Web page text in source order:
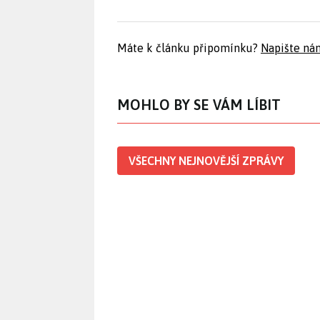
Máte k článku připomínku? Napište
MOHLO BY SE VÁM LÍBIT
VŠECHNY NEJNOVĚJŠÍ ZPRÁVY